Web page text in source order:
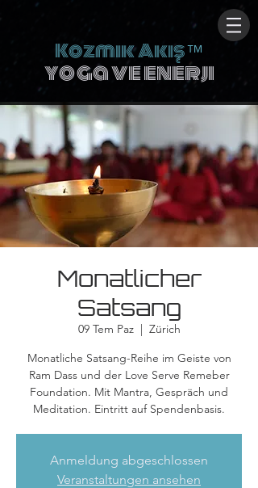
Kozmik Akış™
yoga ve enerji
Monatlicher
Satsang
09 Tem Paz
  |
Zürich
Monatliche Satsang-Reihe im Geiste von
Ram Dass und der Love Serve Remeber
Foundation. Mit Mantra, Gespräch und
Meditation. Eintritt auf Spendenbasis.
Anmeldung abgeschlossen
Veranstaltungen ansehen